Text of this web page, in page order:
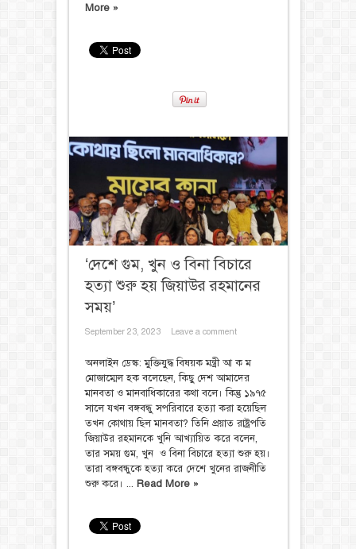
More »
‘দেশে গুম, খুন ও বিনা বিচারে
হত্যা শুরু হয় জিয়াউর রহমানের
সময়’
September 23, 2023 Leave a comment
অনলাইন ডেস্ক: মুক্তিযুদ্ধ বিষয়ক মন্ত্রী আ ক ম
মোজাম্মেল হক বলেছেন, কিছু দেশ আমাদের
মানবতা ও মানবাধিকারের কথা বলে। কিন্তু ১৯৭৫
সালে যখন বঙ্গবন্ধু সপরিবারে হত্যা করা হয়েছিল
তখন কোথায় ছিল মানবতা? তিনি প্রয়াত রাষ্ট্রপতি
জিয়াউর রহমানকে খুনি আখ্যায়িত করে বলেন,
তার সময় গুম, খুন ও বিনা বিচারে হত্যা শুরু হয়।
তারা বঙ্গবন্ধুকে হত্যা করে দেশে খুনের রাজনীতি
শুরু করে। ... Read More »